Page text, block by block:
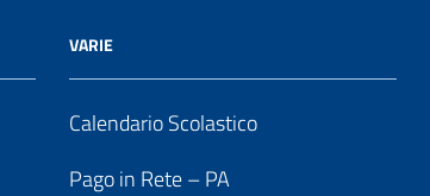
VARIE
Calendario Scolastico
Pago in Rete – PA